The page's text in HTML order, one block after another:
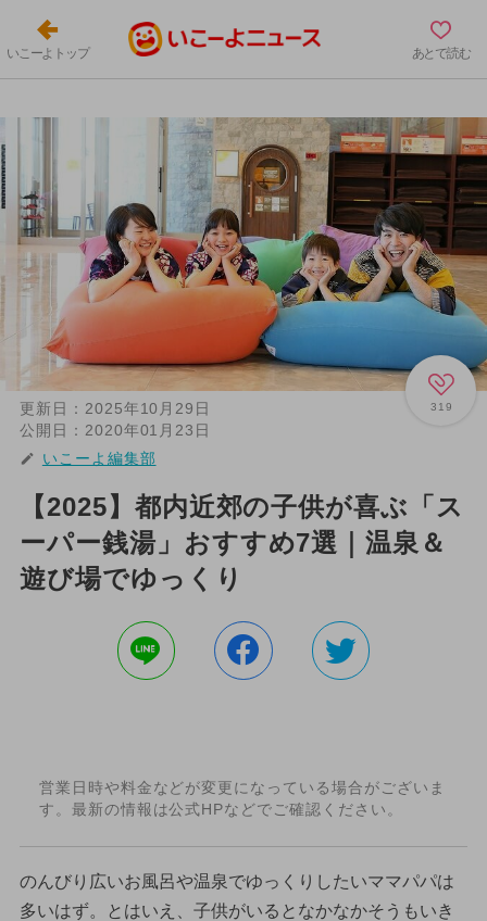
いこーよトップ あとで読む
319
更新日： 2025年10月29日
公開日： 2020年01月23日
いこーよ編集部
【2025】都内近郊の子供が喜ぶ「ス
ーパー銭湯」おすすめ7選｜温泉＆
遊び場でゆっくり
営業日時や料金などが変更になっている場合がございま
す。最新の情報は公式HPなどでご確認ください。
のんびり広いお風呂や温泉でゆっくりしたいママパパは
多いはず。とはいえ、子供がいるとなかなかそうもいき